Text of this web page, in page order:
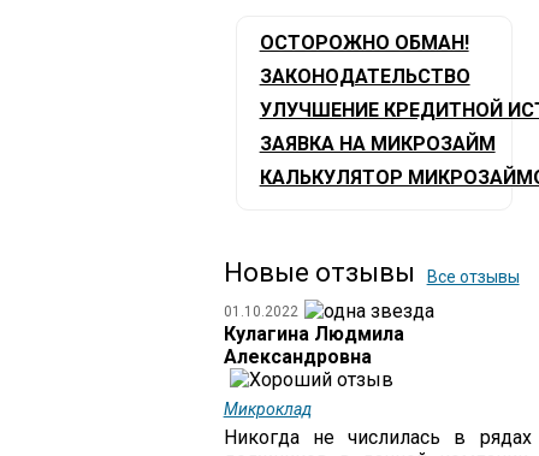
ОСТОРОЖНО ОБМАН!
ЗАКОНОДАТЕЛЬСТВО
УЛУЧШЕНИЕ КРЕДИТНОЙ
ЗАЯВКА НА МИКРОЗАЙМ
КАЛЬКУЛЯТОР
Новые отзывы Все отзывы
01.10.2022
Кулагина Людмила
Александровна
Микроклад
Никогда не числилась в рядах